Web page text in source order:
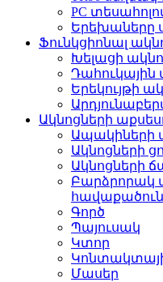
PC
Երեխաները
Ֆունկցիոնալ
Խելացի
Դահուկային
Երեկույթի
Ակնոցների
Ապակիների
Ակնոցների
Ակնոցների
Բարձրորակ
Գործ
Պայուսակ
Կտոր
Մասեր